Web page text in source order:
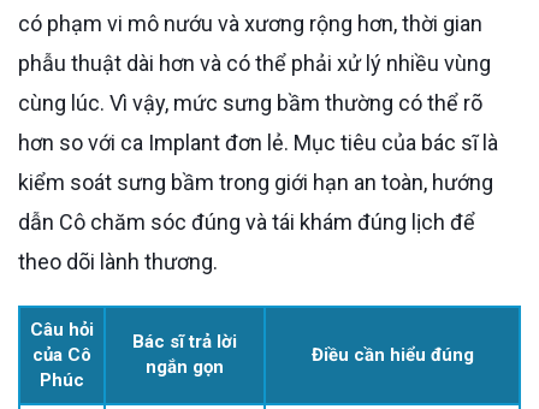
có phạm vi mô nướu và xương rộng hơn, thời gian
phẫu thuật dài hơn và có thể phải xử lý nhiều vùng
cùng lúc. Vì vậy, mức sưng bầm thường có thể rõ
hơn so với ca Implant đơn lẻ. Mục tiêu của bác sĩ là
kiểm soát sưng bầm trong giới hạn an toàn, hướng
dẫn Cô chăm sóc đúng và tái khám đúng lịch để
theo dõi lành thương.
Câu hỏi
của Cô
Phúc
Bác sĩ trả lời
ngắn gọn
Điều cần hiểu đúng